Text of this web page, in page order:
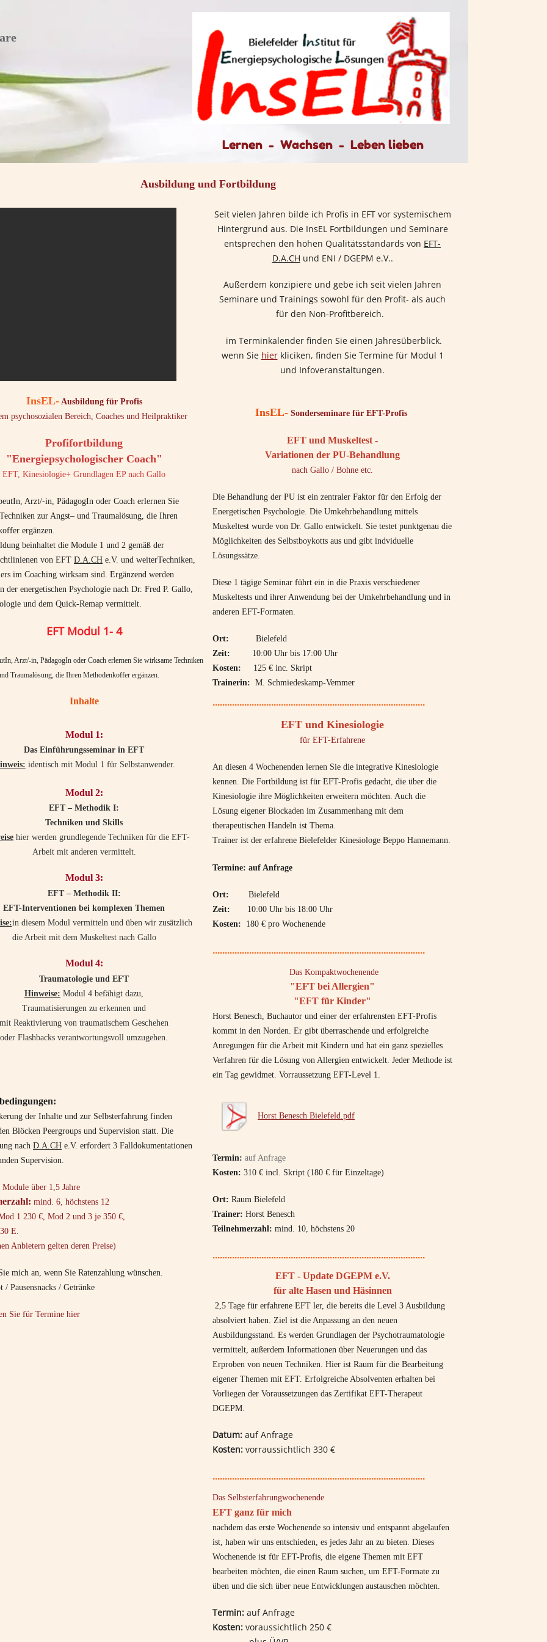
Lernen - Wachsen - Leben lieben
Ausbildung und Fortbildung
InsEL-Ausbildung für Profis
psychosozialen Bereich, Coaches und Heilpraktiker
Profifortbildung
"Energiepsychologischer Coach"
EFT, Kinesiologie+ Grundlagen EP nach Gallo
Arzt/-in, PädagogIn oder Coach erlernen Sie
zur Angst– und Traumalösung, die Ihren
ergänzen.
beinhaltet die Module 1 und 2 gemäß der
von EFT D.A.CH e.V. und weiterTechniken,
im Coaching wirksam sind. Ergänzend werden
der energetischen Psychologie nach Dr. Fred P. Gallo,
und dem Quick-Remap vermittelt.
EFT Modul 1- 4
Arzt/-in, PädagogIn oder Coach erlernen Sie wirksame Techniken
Traumalösung, die Ihren Methodenkoffer ergänzen.
Inhalte
Modul 1:
Das Einführungsseminar in EFT
identisch mit Modul 1 für Selbstanwender.
Modul 2:
EFT – Methodik I:
Techniken und Skills
hier werden grundlegende Techniken für die EFT-
Arbeit mit anderen vermittelt.
Modul 3:
EFT – Methodik II:
EFT-Interventionen bei komplexen Themen
in diesem Modul vermitteln und üben wir zusätzlich
die Arbeit mit dem Muskeltest nach Gallo
Modul 4:
Traumatologie und EFT
Hinweise: Modul 4 befähigt dazu,
Traumatisierungen zu erkennen und
mit Reaktivierung von traumatischem Geschehen
oder Flashbacks verantwortungsvoll umzugehen.
der Inhalte und zur Selbsterfahrung finden
Blöcken Peergroups und Supervision statt. Die
nach D.A.CH e.V. erfordert 3 Falldokumentationen
Supervision.
Module über 1,5 Jahre
mind. 6, höchstens 12
1 230 €, Mod 2 und 3 je 350 €,
E.
Anbietern gelten deren Preise)
mich an, wenn Sie Ratenzahlung wünschen.
Pausensnacks / Getränke
Sie für Termine hier
Seit vielen Jahren bilde ich Profis in EFT vor systemischem
Hintergrund aus. Die InsEL Fortbildungen und Seminare
entsprechen den hohen Qualitätsstandards von EFT-
D.A.CH und ENI / DGEPM e.V..
Außerdem konzipiere und gebe ich seit vielen Jahren
Seminare und Trainings sowohl für den Profit- als auch
für den Non-Profitbereich.
im Terminkalender finden Sie einen Jahresüberblick.
wenn Sie hierkliciken, finden Sie Termine für Modul 1
und Infoveranstaltungen.
InsEL- Sonderseminare für EFT-Profis
EFT und Muskeltest -
Variationen der PU-Behandlung
nach Gallo / Bohne etc.
Die Behandlung der PU ist ein zentraler Faktor für den Erfolg der
Energetischen Psychologie. Die Umkehrbehandlung mittels
Muskeltest wurde von Dr. Gallo entwickelt. Sie testet punktgenau die
Möglichkeiten des Selbstboykotts aus und gibt indviduelle
Lösungssätze.
Diese 1 tägige Seminar führt ein in die Praxis verschiedener
Muskeltests und ihrer Anwendung bei der Umkehrbehandlung und in
anderen EFT-Formaten.
Ort:
Bielefeld
Zeit: 10:00 Uhr bis 17:00 Uhr
Kosten:
125 € inc. Skript
Trainerin: M. Schmiedeskamp-Vemmer
.......................................................................................
EFT und Kinesiologie
für EFT-Erfahrene
An diesen 4 Wochenenden lernen Sie die integrative Kinesiologie
kennen. Die Fortbildung ist für EFT-Profis gedacht, die über die
Kinesiologie ihre Möglichkeiten erweitern möchten. Auch die
Lösung eigener Blockaden im Zusammenhang mit dem
therapeutischen Handeln ist Thema.
Trainer ist der erfahrene Bielefelder Kinesiologe Beppo Hannemann.
Termine: auf Anfrage
Ort: Bielefeld
Zeit: 10:00 Uhr bis 18:00 Uhr
Kosten: 180 € pro Wochenende
.......................................................................................
Das Kompaktwochenende
"EFT bei Allergien"
"EFT für Kinder"
Horst Benesch, Buchautor und einer der erfahrensten EFT-Profis
kommt in den Norden. Er gibt überraschende und erfolgreiche
Anregungen für die Arbeit mit Kindern und hat ein ganz spezielles
Verfahren für die Lösung von Allergien entwickelt. Jeder Methode ist
ein Tag gewidmet. Vorraussetzung EFT-Level 1.
Horst Benesch Bielefeld.pdf
Termin: auf Anfrage
Kosten: 310 € incl. Skript (180 € für Einzeltage)
Ort: Raum Bielefeld
Trainer: Horst Benesch
Teilnehmerzahl: mind. 10, höchstens 20
.......................................................................................
EFT - Update DGEPM e.V.
für alte Hasen und Häsinnen
2,5 Tage für erfahrene EFT ler, die bereits die Level 3 Ausbildung
absolviert haben. Ziel ist die Anpassung an den neuen
Ausbildungsstand. Es werden Grundlagen der Psychotraumatologie
vermittelt, außerdem Informationen über Neuerungen und das
Erproben von neuen Techniken. Hier ist Raum für die Bearbeitung
eigener Themen mit EFT. Erfolgreiche Absolventen erhalten bei
Vorliegen der Voraussetzungen das Zertifikat EFT-Therapeut
DGEPM.
Datum: auf Anfrage
Kosten: vorraussichtlich 330 €
.......................................................................................
Das Selbsterfahrungwochenende
EFT ganz für mich
nachdem das erste Wochenende so intensiv und entspannt abgelaufen
ist, haben wir uns entschieden, es jedes Jahr an zu bieten. Dieses
Wochenende ist für EFT-Profis, die eigene Themen mit EFT
bearbeiten möchten, die einen Raum suchen, um EFT-Formate zu
üben und die sich über neue Entwicklungen austauschen möchten.
Termin: auf Anfrage
Kosten: voraussichtlich 250 €